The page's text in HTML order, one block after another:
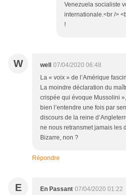
Venezuela socialiste
internationale.<br />
!
W well 07/04/2020 06:48
La « voix » de l’Amérique
La moindre déclaration du
crispée qui évoque Mussolini
bien l’entendre une fois par
discours de la reine
ne nous retransmet jamais les
Bizarre, non ?
Répondre
E En Passant 07/04/2020 01:22